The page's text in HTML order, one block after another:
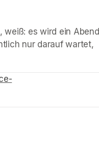
weiß: es wird ein Abend
nur darauf wartet,